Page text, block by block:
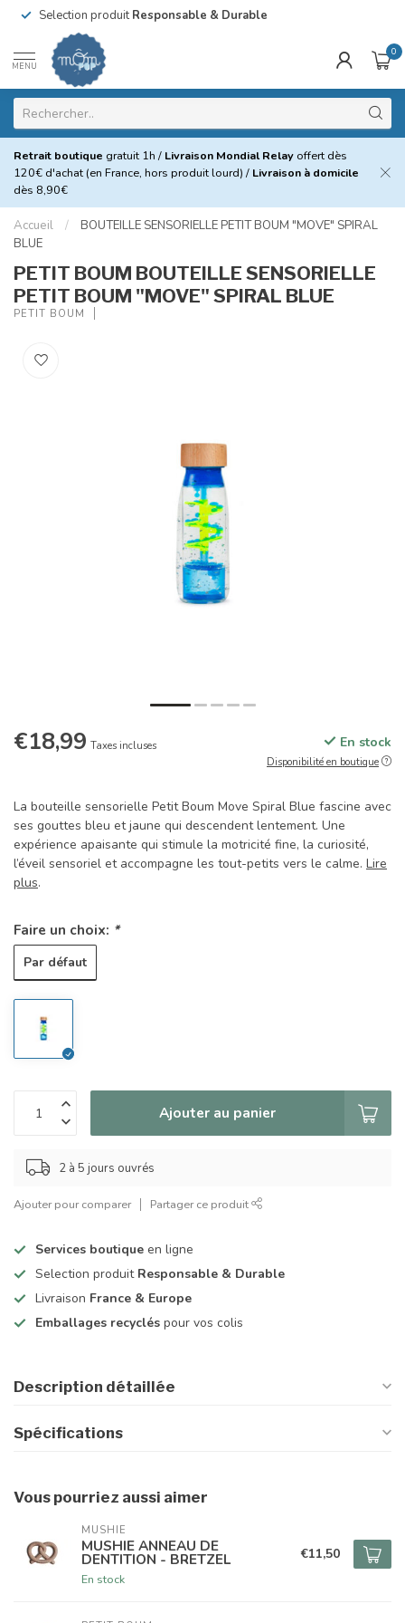
Selection produitResponsable & Durable
MENU
0
Retrait boutique gratuit 1h / Livraison Mondial Relay offert dès
120€ d'achat (en France, hors produit lourd) / Livraison à domicile
dès 8,90€
Accueil /
BOUTEILLE SENSORIELLE PETIT BOUM "MOVE" SPIRAL
BLUE
PETIT BOUM BOUTEILLE SENSORIELLE
PETIT BOUM "MOVE" SPIRAL BLUE
PETIT BOUM
€18,99 Taxes incluses En stock
Disponibilité en boutique
La bouteille sensorielle Petit Boum Move Spiral Blue fascine avec
ses gouttes bleu et jaune qui descendent lentement. Une
expérience apaisante qui stimule la motricité fine, la curiosité,
l’éveil sensoriel et accompagne les tout-petits vers le calme. Lire
plus.
Faire un choix: *
Par défaut
Ajouter au panier
2 à 5 jours ouvrés
Ajouter pour comparer Partager ce produit
Services boutique en ligne
Selection produit Responsable & Durable
Livraison France & Europe
Emballages recyclés pour vos colis
Description détaillée
Spécifications
Vous pourriez aussi aimer
MUSHIE
MUSHIE ANNEAU DE
DENTITION - BRETZEL
En stock
€11,50